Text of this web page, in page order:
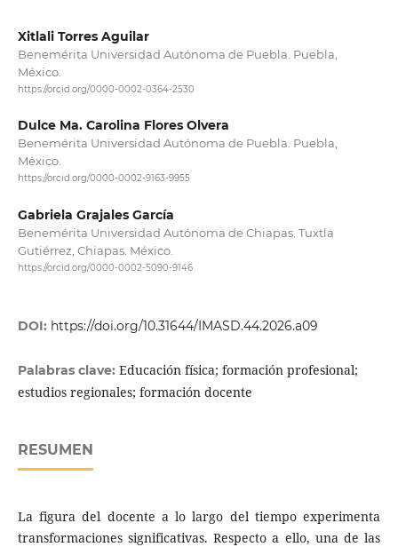
Xitlali Torres Aguilar
Benemérita Universidad Autónoma de Puebla. Puebla,
México.
https://orcid.org/0000-0002-0364-2530
Dulce Ma. Carolina Flores Olvera
Benemérita Universidad Autónoma de Puebla. Puebla,
México.
https://orcid.org/0000-0002-9163-9955
Gabriela Grajales García
Benemérita Universidad Autónoma de Chiapas. Tuxtla
Gutiérrez, Chiapas. México.
https://orcid.org/0000-0002-5090-9146
DOI: https://doi.org/10.31644/IMASD.44.2026.a09
Palabras clave: Educación física; formación profesional;
estudios regionales; formación docente
RESUMEN
La figura del docente a lo largo del tiempo experimenta
transformaciones significativas. Respecto a ello, una de las